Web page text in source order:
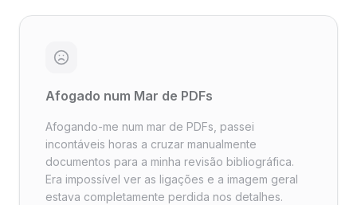
Afogado num Mar de PDFs
Afogando-me num mar de PDFs, passei
incontáveis horas a cruzar manualmente
documentos para a minha revisão bibliográfica.
Era impossível ver as ligações e a imagem geral
estava completamente perdida nos detalhes.